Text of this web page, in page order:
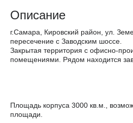
Описание
г.Самара, Кировский район, ул.
пересечение с Заводским шоссе.
Закрытая территория с офисно-
помещениями. Рядом находится
Площадь корпуса 3000 кв.м.,
площади.